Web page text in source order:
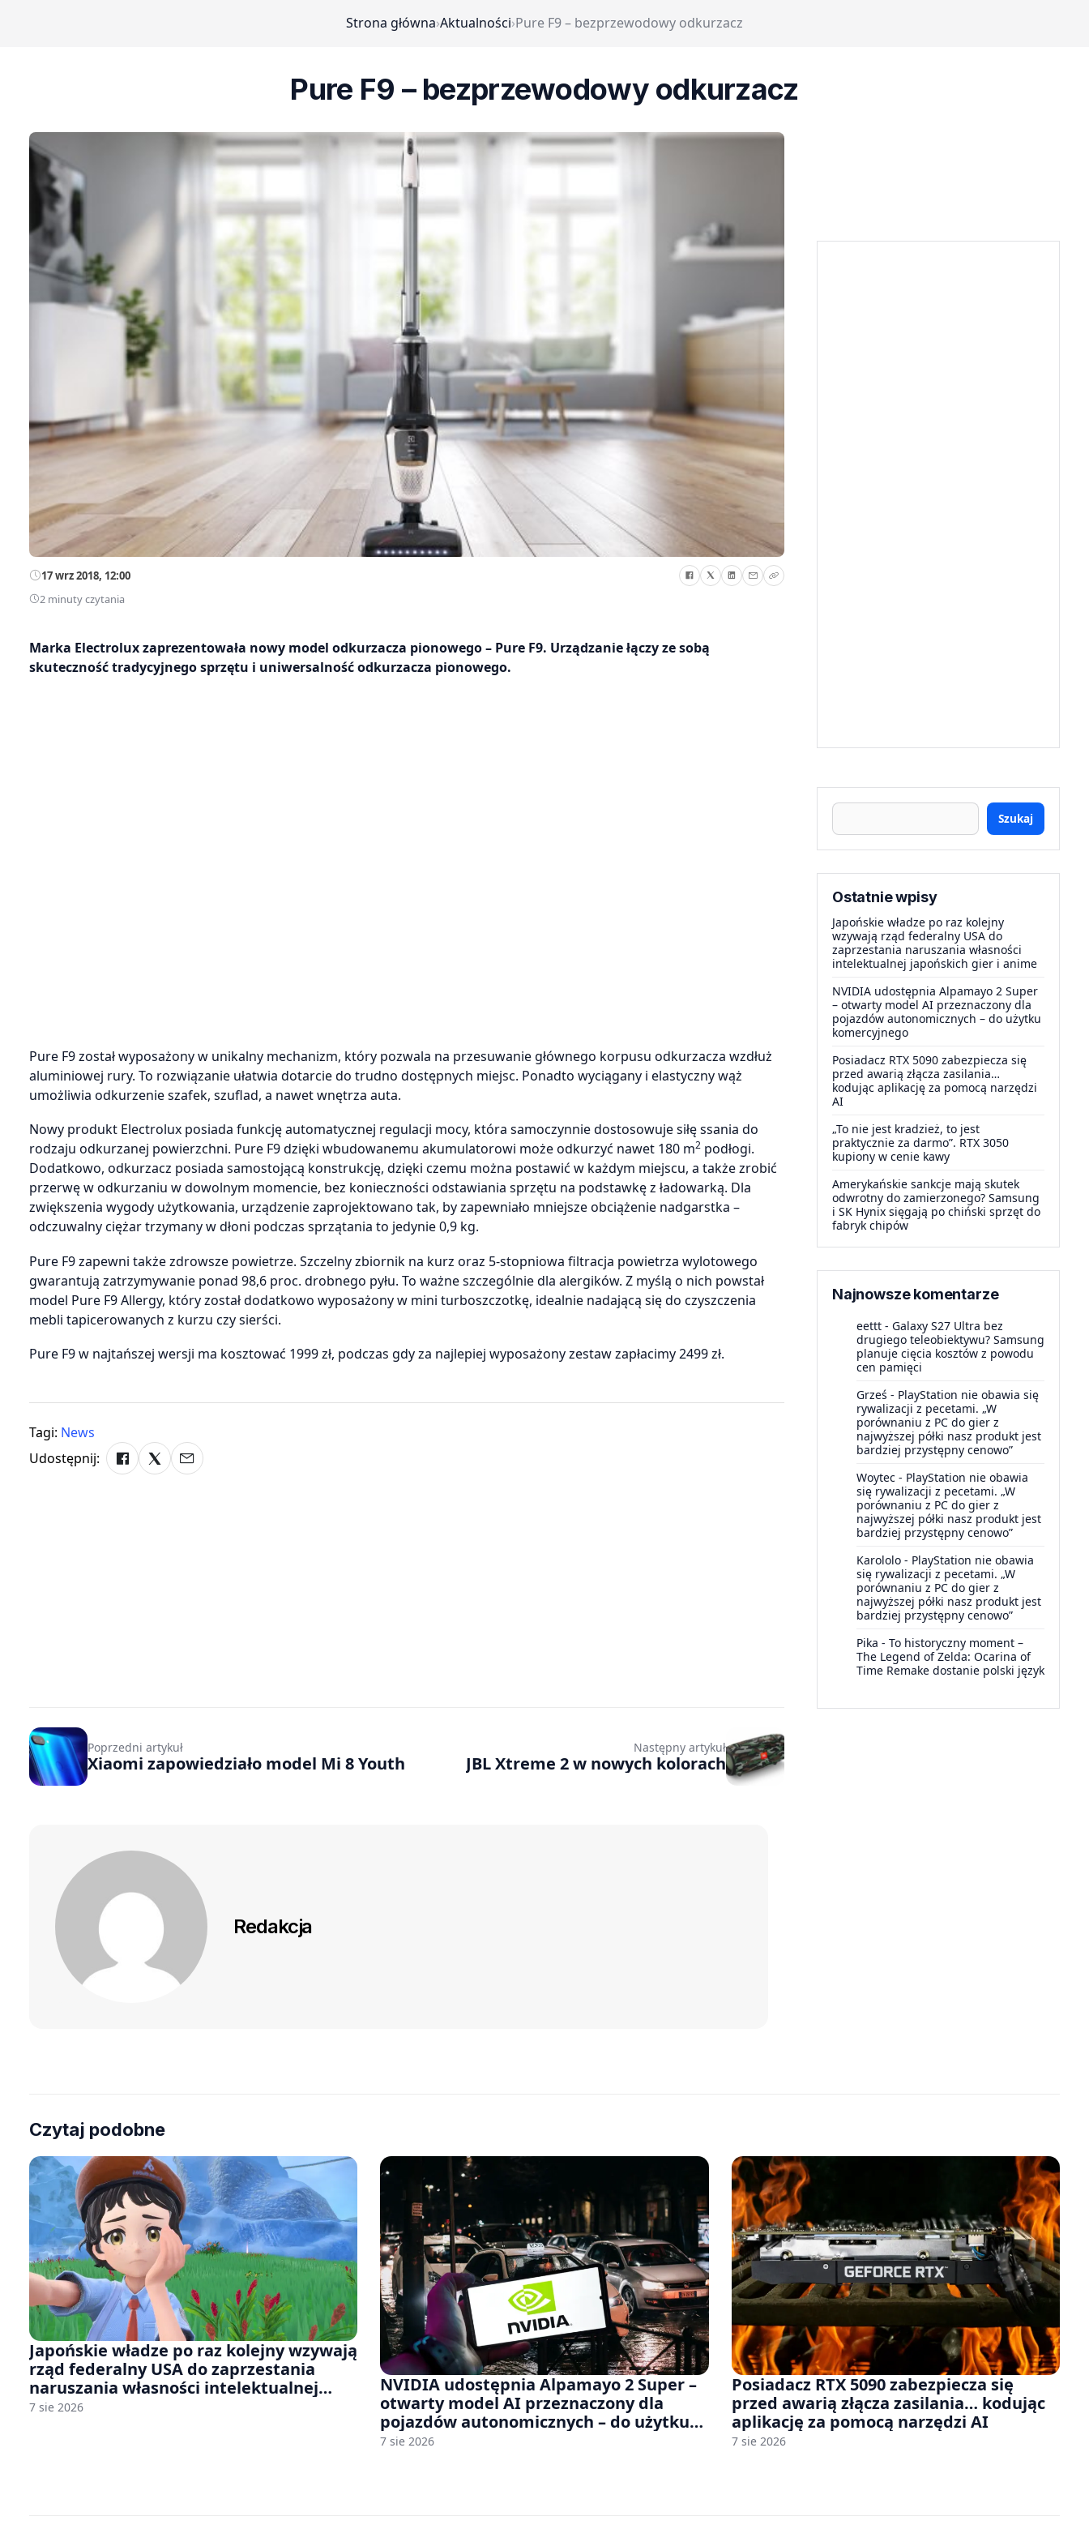
Strona główna›Aktualności›Pure F9 – bezprzewodowy odkurzacz
Pure F9 – bezprzewodowy odkurzacz
17 wrz 2018, 12:00
2 minuty czytania
Marka Electrolux zaprezentowała nowy model odkurzacza pionowego – Pure F9. Urządzanie łączy ze sobą
skuteczność tradycyjnego sprzętu i uniwersalność odkurzacza pionowego.
Pure F9 został wyposażony w unikalny mechanizm, który pozwala na przesuwanie głównego korpusu odkurzacza wzdłuż
aluminiowej rury. To rozwiązanie ułatwia dotarcie do trudno dostępnych miejsc. Ponadto wyciągany i elastyczny wąż
umożliwia odkurzenie szafek, szuflad, a nawet wnętrza auta.
Nowy produkt Electrolux posiada funkcję automatycznej regulacji mocy, która samoczynnie dostosowuje siłę ssania do
rodzaju odkurzanej powierzchni. Pure F9 dzięki wbudowanemu akumulatorowi może odkurzyć nawet 180 m2 podłogi.
Dodatkowo, odkurzacz posiada samostojącą konstrukcję, dzięki czemu można postawić w każdym miejscu, a także zrobić
przerwę w odkurzaniu w dowolnym momencie, bez konieczności odstawiania sprzętu na podstawkę z ładowarką. Dla
zwiększenia wygody użytkowania, urządzenie zaprojektowano tak, by zapewniało mniejsze obciążenie nadgarstka –
odczuwalny ciężar trzymany w dłoni podczas sprzątania to jedynie 0,9 kg.
Pure F9 zapewni także zdrowsze powietrze. Szczelny zbiornik na kurz oraz 5-stopniowa filtracja powietrza wylotowego
gwarantują zatrzymywanie ponad 98,6 proc. drobnego pyłu. To ważne szczególnie dla alergików. Z myślą o nich powstał
model Pure F9 Allergy, który został dodatkowo wyposażony w mini turboszczotkę, idealnie nadającą się do czyszczenia
mebli tapicerowanych z kurzu czy sierści.
Pure F9 w najtańszej wersji ma kosztować 1999 zł, podczas gdy za najlepiej wyposażony zestaw zapłacimy 2499 zł.
Tagi: News
Udostępnij:
Szukaj
Ostatnie wpisy
Japońskie władze po raz kolejny
wzywają rząd federalny USA do
zaprzestania naruszania własności
intelektualnej japońskich gier i anime
NVIDIA udostępnia Alpamayo 2 Super
– otwarty model AI przeznaczony dla
pojazdów autonomicznych – do użytku
komercyjnego
Posiadacz RTX 5090 zabezpiecza się
przed awarią złącza zasilania…
kodując aplikację za pomocą narzędzi
AI
„To nie jest kradzież, to jest
praktycznie za darmo”. RTX 3050
kupiony w cenie kawy
Amerykańskie sankcje mają skutek
odwrotny do zamierzonego? Samsung
i SK Hynix sięgają po chiński sprzęt do
fabryk chipów
Najnowsze komentarze
eettt - Galaxy S27 Ultra bez
drugiego teleobiektywu? Samsung
planuje cięcia kosztów z powodu
cen pamięci
Grześ - PlayStation nie obawia się
rywalizacji z pecetami. „W
porównaniu z PC do gier z
najwyższej półki nasz produkt jest
bardziej przystępny cenowo”
Woytec - PlayStation nie obawia
się rywalizacji z pecetami. „W
porównaniu z PC do gier z
najwyższej półki nasz produkt jest
bardziej przystępny cenowo”
Karololo - PlayStation nie obawia
się rywalizacji z pecetami. „W
porównaniu z PC do gier z
najwyższej półki nasz produkt jest
bardziej przystępny cenowo”
Pika - To historyczny moment –
The Legend of Zelda: Ocarina of
Time Remake dostanie polski język
Poprzedni artykuł
Xiaomi zapowiedziało model Mi 8 Youth
Następny artykuł
JBL Xtreme 2 w nowych kolorach
Redakcja
Czytaj podobne
Japońskie władze po raz kolejny wzywają
rząd federalny USA do zaprzestania
naruszania własności intelektualnej
japońskich gier i anime
7 sie 2026
NVIDIA udostępnia Alpamayo 2 Super –
otwarty model AI przeznaczony dla
pojazdów autonomicznych – do użytku
komercyjnego
7 sie 2026
Posiadacz RTX 5090 zabezpiecza się
przed awarią złącza zasilania… kodując
aplikację za pomocą narzędzi AI
7 sie 2026